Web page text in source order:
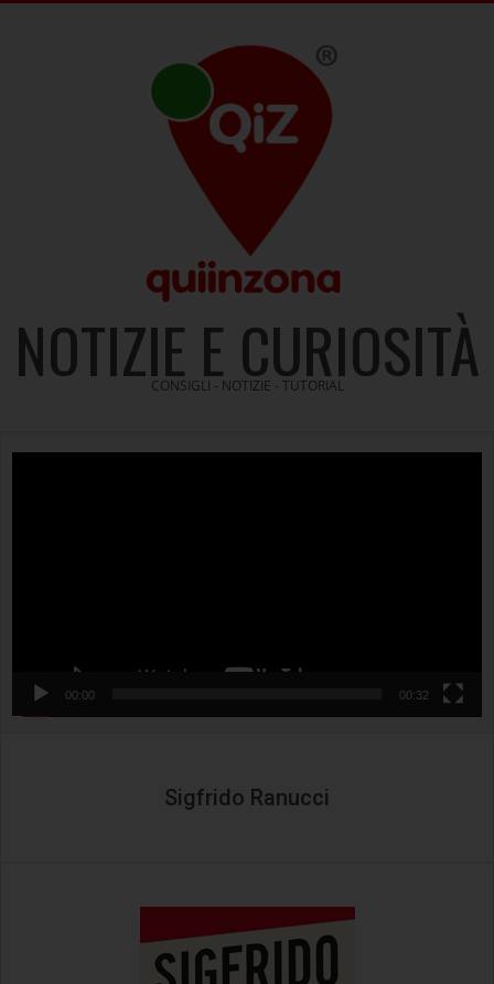
NOTIZIE E CURIOSITÀ
CONSIGLI - NOTIZIE - TUTORIAL
00:00 00:32
Sigfrido Ranucci